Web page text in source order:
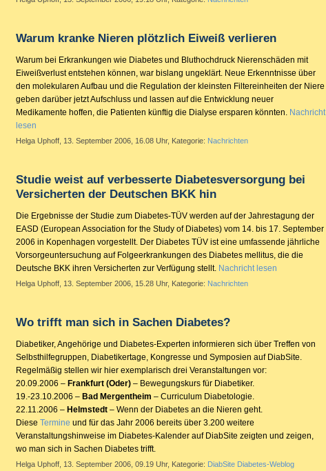
Warum kranke Nieren plötzlich Eiweiß verlieren
Warum bei Erkrankungen wie Diabetes und Bluthochdruck Nierenschäden mit
Eiweißverlust entstehen können, war bislang ungeklärt. Neue Erkenntnisse über
den molekularen Aufbau und die Regulation der kleinsten Filtereinheiten der Niere
geben darüber jetzt Aufschluss und lassen auf die Entwicklung neuer
Medikamente hoffen, die Patienten künftig die Dialyse ersparen könnten. Nachricht
lesen
Helga Uphoff, 13. September 2006, 16.08 Uhr, Kategorie: Nachrichten
Studie weist auf verbesserte Diabetesversorgung bei
Versicherten der Deutschen BKK hin
Die Ergebnisse der Studie zum Diabetes-TÜV werden auf der Jahrestagung der
EASD (European Association for the Study of Diabetes) vom 14. bis 17. September
2006 in Kopenhagen vorgestellt. Der Diabetes TÜV ist eine umfassende jährliche
Vorsorgeuntersuchung auf Folgeerkrankungen des Diabetes mellitus, die die
Deutsche BKK ihren Versicherten zur Verfügung stellt. Nachricht lesen
Helga Uphoff, 13. September 2006, 15.28 Uhr, Kategorie: Nachrichten
Wo trifft man sich in Sachen Diabetes?
Diabetiker, Angehörige und Diabetes-Experten informieren sich über Treffen von
Selbsthilfegruppen, Diabetikertage, Kongresse und Symposien auf DiabSite.
Regelmäßig stellen wir hier exemplarisch drei Veranstaltungen vor:
20.09.2006 – Frankfurt (Oder) – Bewegungskurs für Diabetiker.
19.-23.10.2006 – Bad Mergentheim – Curriculum Diabetologie.
22.11.2006 – Helmstedt – Wenn der Diabetes an die Nieren geht.
Diese Termine und für das Jahr 2006 bereits über 3.200 weitere
Veranstaltungshinweise im Diabetes-Kalender auf DiabSite zeigten und zeigen,
wo man sich in Sachen Diabetes trifft.
Helga Uphoff, 13. September 2006, 09.19 Uhr, Kategorie: DiabSite Diabetes-Weblog